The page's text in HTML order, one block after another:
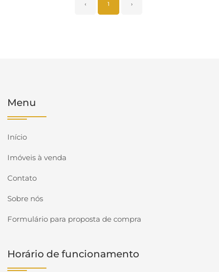
‹ 1 ›
Menu
Início
Imóveis à venda
Contato
Sobre nós
Formulário para proposta de compra
Horário de funcionamento